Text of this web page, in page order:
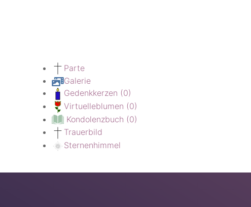
Parte
Galerie
Gedenkkerzen (0)
Virtuelleblumen (0)
Kondolenzbuch (0)
Trauerbild
Sternenhimmel